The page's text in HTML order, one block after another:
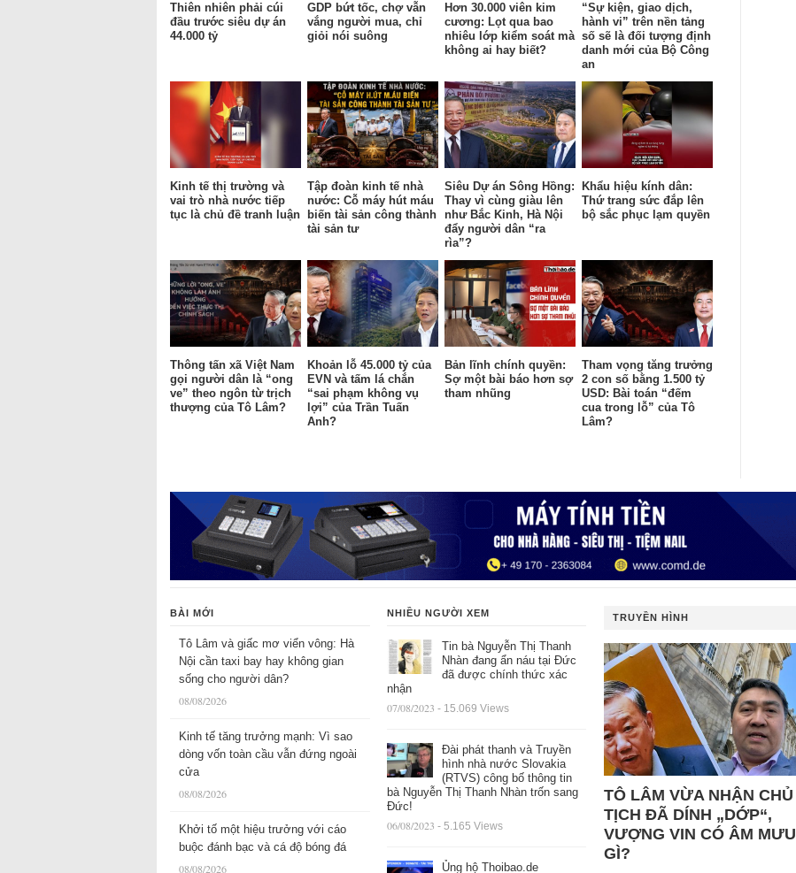
Thiên nhiên phải cúi
đầu trước siêu dự án
44.000 tỷ
GDP bứt tốc, chợ vẫn
vắng người mua, chỉ
giỏi nói suông
Hơn 30.000 viên kim
cương: Lọt qua bao
nhiêu lớp kiểm soát mà
không ai hay biết?
“Sự kiện, giao dịch,
hành vi” trên nền tảng
số sẽ là đối tượng định
danh mới của Bộ Công
an
Kinh tế thị trường và
vai trò nhà nước tiếp
tục là chủ đề tranh luận
Tập đoàn kinh tế nhà
nước: Cỗ máy hút máu
biến tài sản công thành
tài sản tư
Siêu Dự án Sông Hồng:
Thay vì cùng giàu lên
như Bắc Kinh, Hà Nội
đẩy người dân “ra
rìa”?
Khẩu hiệu kính dân:
Thứ trang sức đắp lên
bộ sắc phục lạm quyền
Thông tấn xã Việt Nam
gọi người dân là “ong
ve” theo ngôn từ trịch
thượng của Tô Lâm?
Khoản lỗ 45.000 tỷ của
EVN và tấm lá chắn
“sai phạm không vụ
lợi” của Trần Tuấn
Anh?
Bản lĩnh chính quyền:
Sợ một bài báo hơn sợ
tham nhũng
Tham vọng tăng trưởng
2 con số bằng 1.500 tỷ
USD: Bài toán “đếm
cua trong lỗ” của Tô
Lâm?
BÀI MỚI
Tô Lâm và giấc mơ viển vông: Hà
Nội cần taxi bay hay không gian
sống cho người dân?
08/08/2026
Kinh tế tăng trưởng mạnh: Vì sao
dòng vốn toàn cầu vẫn đứng ngoài
cửa
08/08/2026
Khởi tố một hiệu trưởng với cáo
buộc đánh bạc và cá độ bóng đá
08/08/2026
NHIỀU NGƯỜI XEM
Tin bà Nguyễn Thị Thanh
Nhàn đang ẩn náu tại Đức
đã được chính thức xác
nhận
07/08/2023 - 15.069 Views
Đài phát thanh và Truyền
hình nhà nước Slovakia
(RTVS) công bố thông tin
bà Nguyễn Thị Thanh Nhàn trốn sang
Đức!
06/08/2023 - 5.165 Views
Ủng hộ Thoibao.de
TRUYỀN HÌNH
TÔ LÂM VỪA NHẬN CHỦ
TỊCH ĐÃ DÍNH „DỚP“,
VƯỢNG VIN CÓ ÂM MƯU
GÌ?